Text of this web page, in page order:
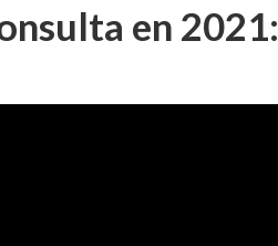
en 2021: